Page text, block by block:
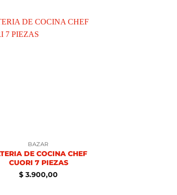
BAZAR
DE COCINA CHEF
CUORI 7 PIEZAS
$ 3.900,00